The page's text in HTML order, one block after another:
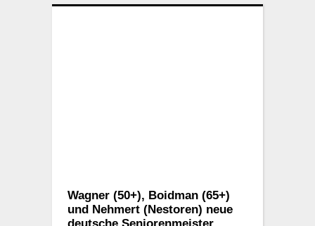
Wagner (50+), Boidman (65+)
und Nehmert (Nestoren) neue